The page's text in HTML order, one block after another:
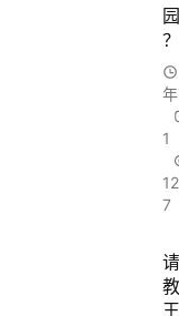
？
1
7
请
教
王